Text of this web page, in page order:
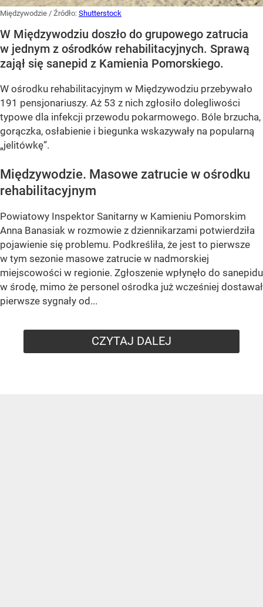
Międzywodzie / Źródło: Shutterstock
W Międzywodziu doszło do grupowego zatrucia
w jednym z ośrodków rehabilitacyjnych. Sprawą
zajął się sanepid z Kamienia Pomorskiego.
W ośrodku rehabilitacyjnym w Międzywodziu przebywało
191 pensjonariuszy. Aż 53 z nich zgłosiło dolegliwości
typowe dla infekcji przewodu pokarmowego. Bóle brzucha,
gorączka, osłabienie i biegunka wskazywały na popularną
„jelitówkę”.
Międzywodzie. Masowe zatrucie w ośrodku
rehabilitacyjnym
Powiatowy Inspektor Sanitarny w Kamieniu Pomorskim
Anna Banasiak w rozmowie z dziennikarzami potwierdziła
pojawienie się problemu. Podkreśliła, że jest to pierwsze
w tym sezonie masowe zatrucie w nadmorskiej
miejscowości w regionie. Zgłoszenie wpłynęło do sanepidu
w środę, mimo że personel ośrodka już wcześniej dostawał
pierwsze sygnały od...
CZYTAJ DALEJ